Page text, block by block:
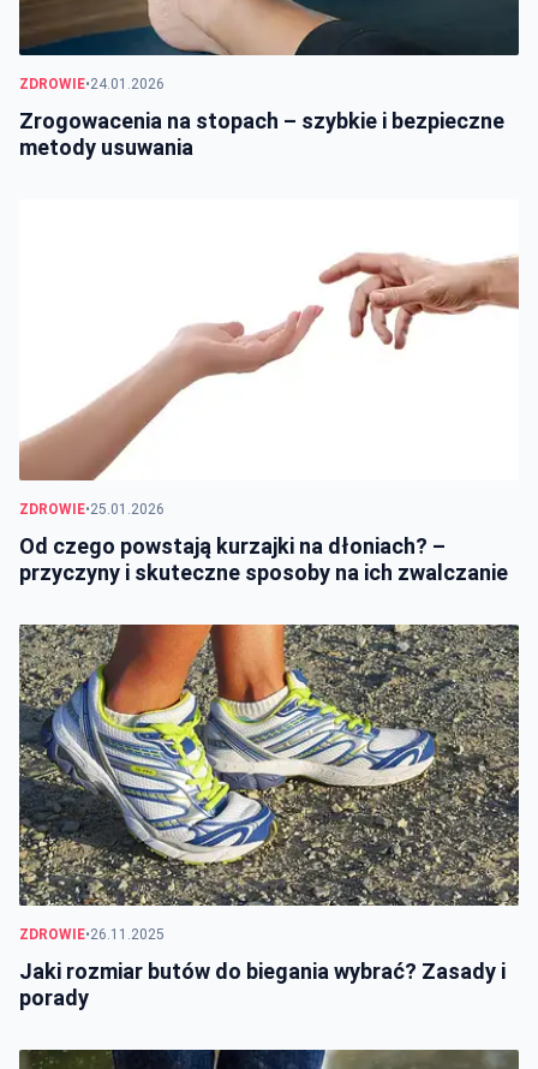
ZDROWIE•24.01.2026
Zrogowacenia na stopach – szybkie i bezpieczne
metody usuwania
ZDROWIE•25.01.2026
Od czego powstają kurzajki na dłoniach? –
przyczyny i skuteczne sposoby na ich zwalczanie
ZDROWIE•26.11.2025
Jaki rozmiar butów do biegania wybrać? Zasady i
porady